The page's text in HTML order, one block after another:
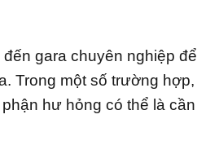
gara chuyên nghiệp để
Trong một số trường hợp,
hư hỏng có thể là cần